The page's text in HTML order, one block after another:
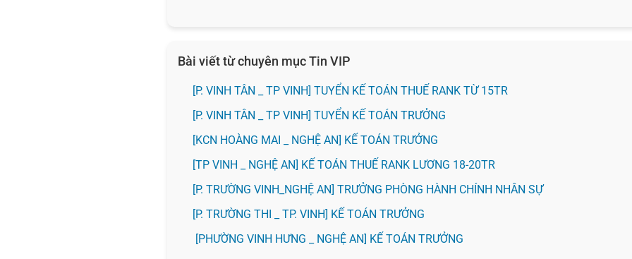
Bài viết từ chuyên mục Tin VIP
[P. VINH TÂN _ TP VINH] TUYỂN KẾ TOÁN THUẾ RANK TỪ 15TR
[P. VINH TÂN _ TP VINH] TUYỂN KẾ TOÁN TRƯỞNG
️[KCN HOÀNG MAI _ NGHỆ AN] KẾ TOÁN TRƯỞNG
[TP VINH _ NGHỆ AN] KẾ TOÁN THUẾ RANK LƯƠNG 18-20TR
[P. TRƯỜNG VINH_NGHỆ AN] TRƯỞNG PHÒNG HÀNH CHÍNH NHÂN SỰ
️[P. TRƯỜNG THI _ TP. VINH] KẾ TOÁN TRƯỞNG
[PHƯỜNG VINH HƯNG _ NGHỆ AN] KẾ TOÁN TRƯỞNG